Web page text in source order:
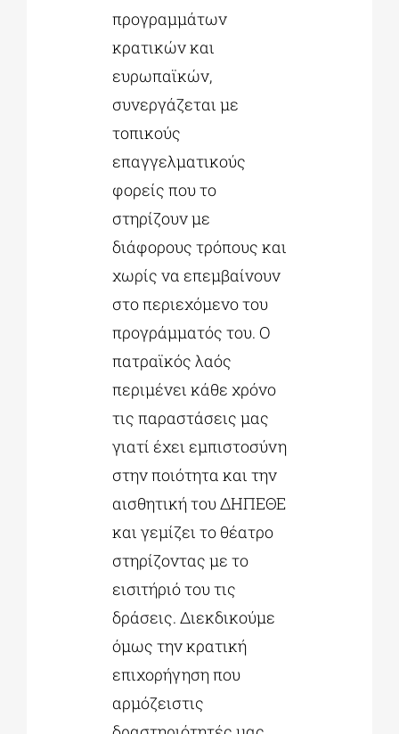
προγραμμάτων
κρατικών και
ευρωπαϊκών,
συνεργάζεται με
τοπικούς
επαγγελματικούς
φορείς που το
στηρίζουν με
διάφορους τρόπους και
χωρίς να επεμβαίνουν
στο περιεχόμενο του
προγράμματός του. Ο
πατραϊκός λαός
περιμένει κάθε χρόνο
τις παραστάσεις μας
γιατί έχει εμπιστοσύνη
στην ποιότητα και την
αισθητική του ΔΗΠΕΘΕ
και γεμίζει το θέατρο
στηρίζοντας με το
εισιτήριό του τις
δράσεις. Διεκδικούμε
όμως την κρατική
επιχορήγηση που
αρμόζειστις